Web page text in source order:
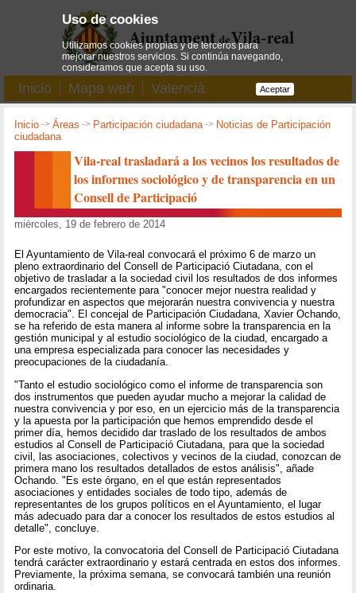
Inicio Mapa web Valencià
Inicio ->Áreas -> Participación ciudadana-> Noticias de Participación
ciudadana
Vila-real trasladará a los vecinos los resultados de
los informes sociológico y de transparencia en un
Consell de Participació
miércoles, 19 de febrero de 2014
El Ayuntamiento de Vila-real convocará el próximo 6 de marzo un
pleno extraordinario del Consell de Participació Ciutadana, con el
objetivo de trasladar a la sociedad civil los resultados de dos informes
encargados recientemente para "conocer mejor nuestra realidad y
profundizar en aspectos que mejorarán nuestra convivencia y nuestra
democracia". El concejal de Participación Ciudadana, Xavier Ochando,
se ha referido de esta manera al informe sobre la transparencia en la
gestión municipal y al estudio sociológico de la ciudad, encargado a
una empresa especializada para conocer las necesidades y
preocupaciones de la ciudadanía.
"Tanto el estudio sociológico como el informe de transparencia son
dos instrumentos que pueden ayudar mucho a mejorar la calidad de
nuestra convivencia y por eso, en un ejercicio más de la transparencia
y la apuesta por la participación que hemos emprendido desde el
primer día, hemos decidido dar traslado de los resultados de ambos
estudios al Consell de Participació Ciutadana, para que la sociedad
civil, las asociaciones, colectivos y vecinos de la ciudad, conozcan de
primera mano los resultados detallados de estos análisis", añade
Ochando. "Es este órgano, en el que están representados
asociaciones y entidades sociales de todo tipo, además de
representantes de los grupos políticos en el Ayuntamiento, el lugar
más adecuado para dar a conocer los resultados de estos estudios al
detalle", concluye.
Por este motivo, la convocatoria del Consell de Participació Ciutadana
tendrá carácter extraordinario y estará centrada en estos dos informes.
Previamente, la próxima semana, se convocará también una reunión
ordinaria.
Uso de cookies
Utilizamos cookies propias y de terceros para
mejorar nuestros servicios. Si continúa navegando,
consideramos que acepta su uso.
Aceptar